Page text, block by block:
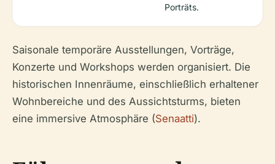
Porträts.
Saisonale temporäre Ausstellungen, Vorträge,
Konzerte und Workshops werden organisiert. Die
historischen Innenräume, einschließlich erhaltener
Wohnbereiche und des Aussichtsturms, bieten
eine immersive Atmosphäre (Senaatti).